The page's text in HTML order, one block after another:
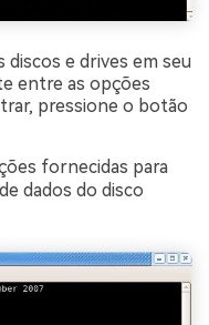
e drives em seu
entre as opções
pressione o botão
fornecidas para
dados do disco